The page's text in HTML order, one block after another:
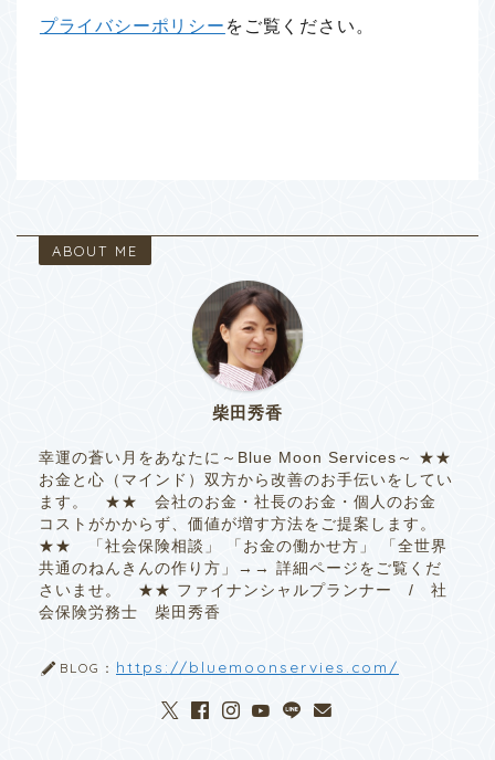
プライバシーポリシーをご覧ください。
ABOUT ME
柴田秀香
幸運の蒼い月をあなたに～Blue Moon Services～ ★★
お金と心（マインド）双方から改善のお手伝いをしてい
ます。 ★★ 会社のお金・社長のお金・個人のお金
コストがかからず、価値が増す方法をご提案します。
★★ 「社会保険相談」 「お金の働かせ方」 「全世界
共通のねんきんの作り方」→→ 詳細ページをご覧くだ
さいませ。 ★★ ファイナンシャルプランナー / 社
会保険労務士 柴田秀香
BLOG： https://bluemoonservies.com/